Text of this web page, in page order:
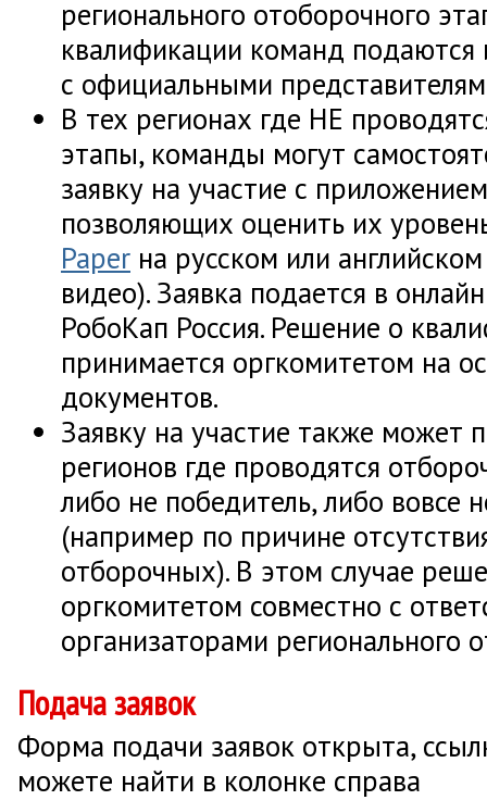
регионального отоборочного
квалификации команд подаются
с официальными
В тех регионах где НЕ
этапы, команды могут
заявку на участие с
позволяющих оценить их
Paper на русском или
видео). Заявка подается в
РобоКап Россия. Решение о
принимается оргкомитетом на
документов.
Заявку на участие также может
регионов где проводятся
либо не победитель, либо вовсе
(например по причине
отборочных). В этом случае
оргкомитетом совместно с
организаторами регионального
Подача заявок
Форма подачи заявок открыта,
можете найти в колонке справа